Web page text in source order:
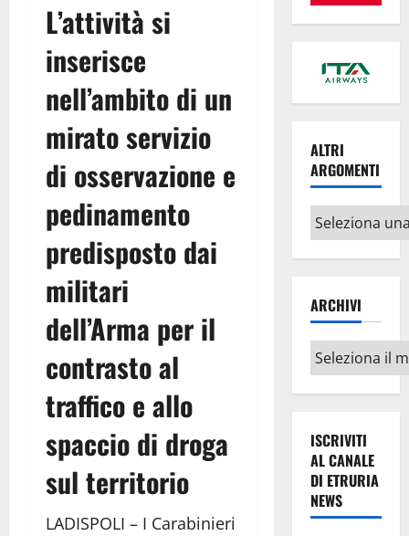
L’attività si
inserisce
nell’ambito di un
mirato servizio
di osservazione e
pedinamento
predisposto dai
militari
dell’Arma per il
contrasto al
traffico e allo
spaccio di droga
sul territorio
LADISPOLI – I Carabinieri
ALTRI
ARGOMENTI
Altri
argomenti
ARCHIVI
Archivi
ISCRIVITI
AL CANALE
DI ETRURIA
NEWS